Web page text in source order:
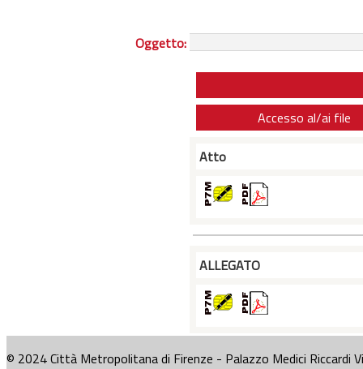
Oggetto:
Accesso al/ai file
Atto
ALLEGATO
© 2024 Città Metropolitana di Firenze - Palazzo Medici Riccardi